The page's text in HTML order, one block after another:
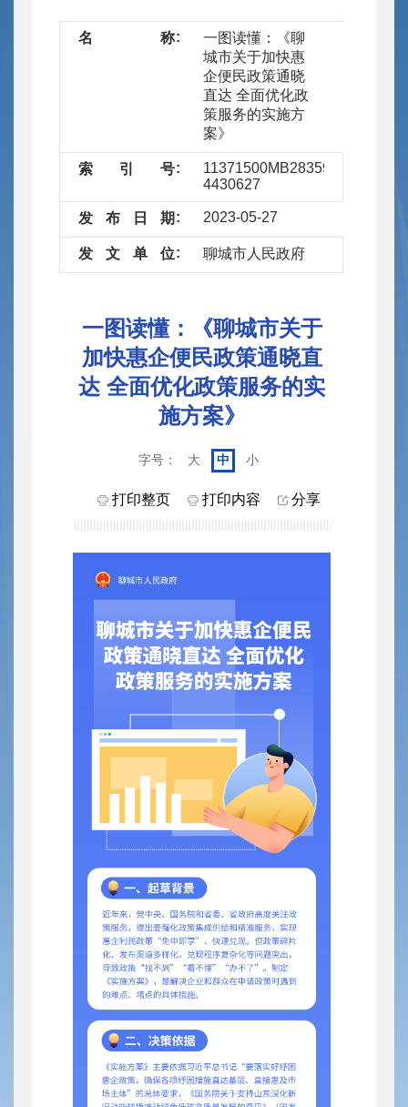
名 称
一图读懂：《聊
城市关于加快惠
企便民政策通晓
直达 全面优化政
策服务的实施方
案》
索 引 号
11371500MB28359259/2023-
4430627
发 布 日 期 2023-05-27
发 文 单 位 聊城市人民政府
一图读懂：《聊城市关于
加快惠企便民政策通晓直
达 全面优化政策服务的实
施方案》
字号： 大 中 小
打印整页 打印内容 分享